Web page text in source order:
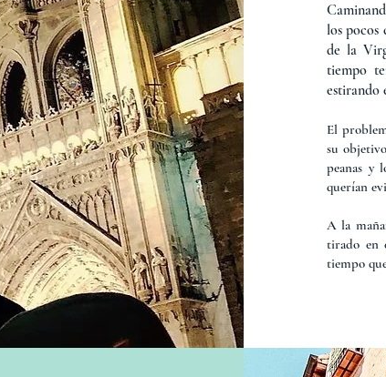
los pocos
de la
tiempo
estirando
El
su
peanas y
querían
A la
tirado en
tiempo